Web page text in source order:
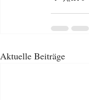
Aktuelle Beiträge